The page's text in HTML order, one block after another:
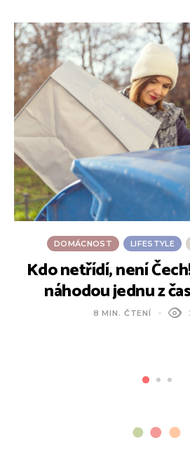
DOMÁCNOST LIFESTYLE
Kdo netřídí, není
náhodou jednu z
8 MIN. ČTENÍ